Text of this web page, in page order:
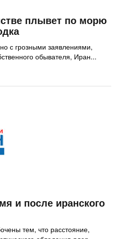
плывет по морю
с грозными заявлениями,
обывателя, Иран...
и после иранского
тем, что расстояние,